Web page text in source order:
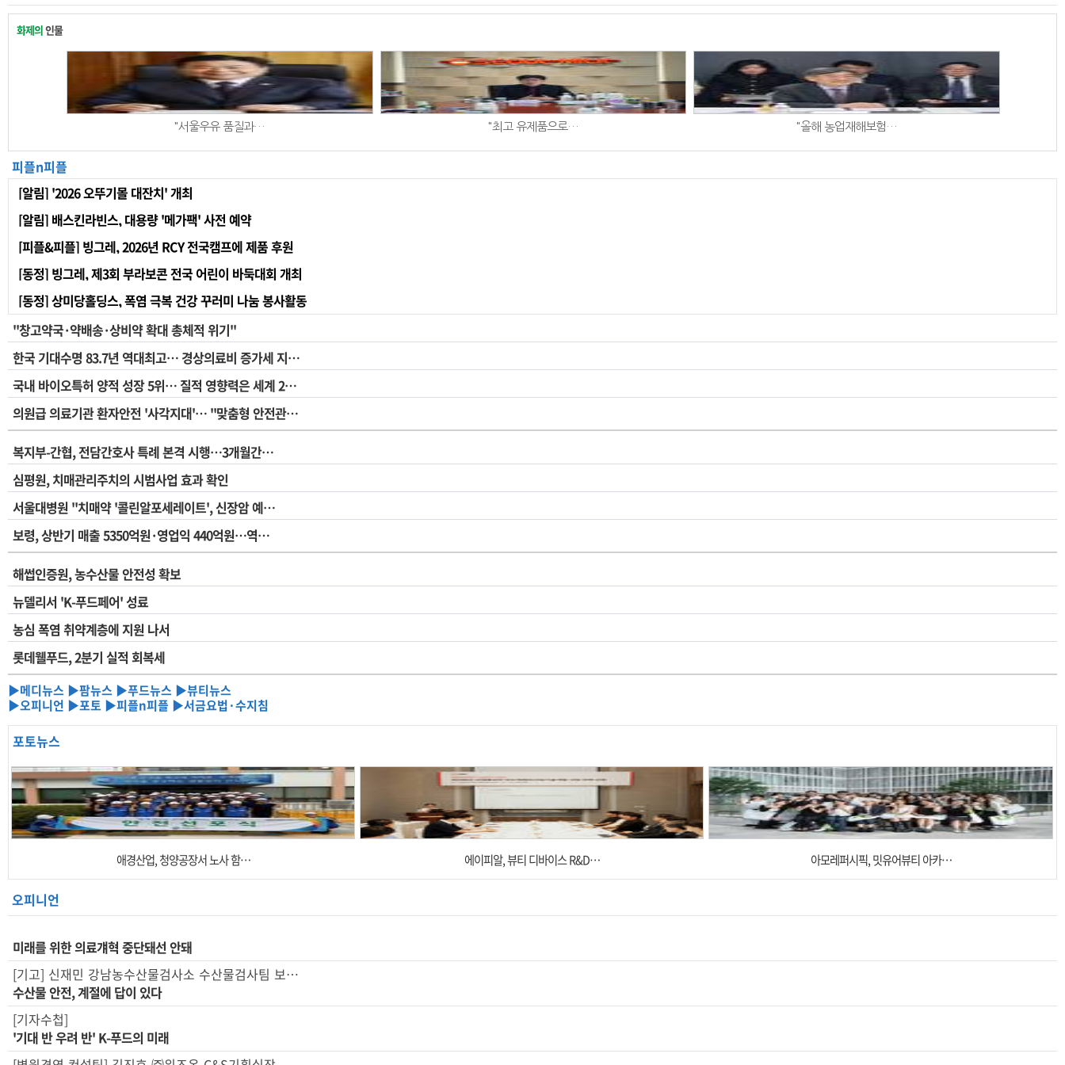
화제의인물
"서울우유 품질과… "최고 유제품으로… "올해 농업재해보험…
피플n피플
[알림] '2026 오뚜기몰 대잔치' 개최
[알림] 배스킨라빈스, 대용량 '메가팩' 사전 예약
[피플&피플] 빙그레, 2026년 RCY 전국캠프에 제품 후원
[동정] 빙그레, 제3회 부라보콘 전국 어린이 바둑대회 개최
[동정] 상미당홀딩스, 폭염 극복 건강 꾸러미 나눔 봉사활동
"창고약국·약배송·상비약 확대 총체적 위기"
한국 기대수명 83.7년 역대최고… 경상의료비 증가세 지…
국내 바이오특허 양적 성장 5위… 질적 영향력은 세계 2…
의원급 의료기관 환자안전 '사각지대'… "맞춤형 안전관…
복지부-간협, 전담간호사 특례 본격 시행…3개월간…
심평원, 치매관리주치의 시범사업 효과 확인
서울대병원 "치매약 '콜린알포세레이트', 신장암 예…
보령, 상반기 매출 5350억원·영업익 440억원…역…
해썹인증원, 농수산물 안전성 확보
뉴델리서 'K-푸드페어' 성료
농심 폭염 취약계층에 지원 나서
롯데웰푸드, 2분기 실적 회복세
▶메디뉴스 ▶팜뉴스 ▶푸드뉴스 ▶뷰티뉴스
▶오피니언 ▶포토 ▶피플n피플 ▶서금요법·수지침
포토뉴스
애경산업, 청양공장서 노사 함… 에이피알, 뷰티 디바이스 R&D… 아모레퍼시픽, 밋유어뷰티 아카…
오피니언
미래를 위한 의료걔혁 중단돼선 안돼
[기고] 신재민 강남농수산물검사소 수산물검사팀 보…
수산물 안전, 계절에 답이 있다
[기자수첩]
'기대 반 우려 반' K-푸드의 미래